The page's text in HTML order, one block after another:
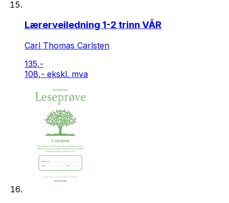
Lærerveiledning 1-2 trinn VÅR
Carl Thomas Carlsten
135,-
108,- ekskl. mva